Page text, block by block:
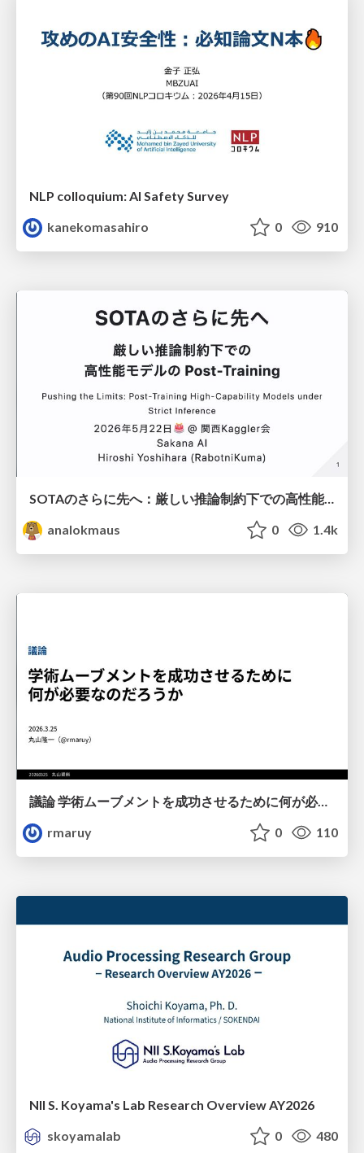
NLP colloquium: AI Safety Survey
kanekomasahiro
0 910
SOTAのさらに先へ：厳しい推論制約下での高性能モデルのPost-Training
analokmaus
0 1.4k
議論 学術ムーブメントを成功させるために何が必要なのだろうか
rmaruy
0 110
NII S. Koyama's Lab Research Overview AY2026
skoyamalab
0 480